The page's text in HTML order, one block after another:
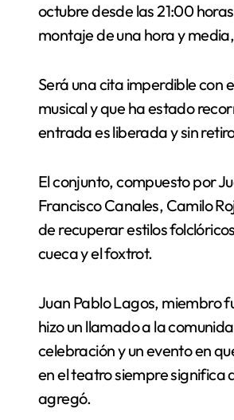
octubre desde las 21:00
montaje de una hora y
Será una cita imperdible con
musical y que ha estado
entrada es liberada y sin
El conjunto, compuesto por
Francisco Canales, Camilo
de recuperar estilos
cueca y el foxtrot.
Juan Pablo Lagos, miembro
hizo un llamado a la
celebración y un evento en
en el teatro siempre significa
agregó.